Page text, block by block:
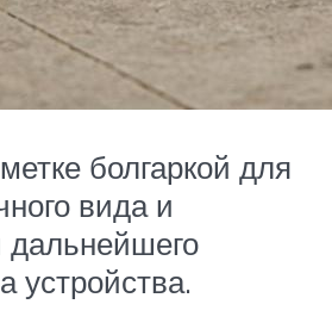
болгаркой для
вида и
дальнейшего
устройства.